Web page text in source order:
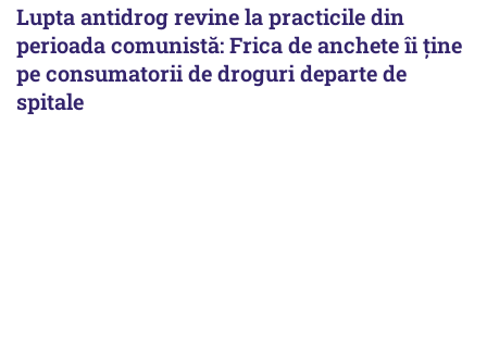
Lupta antidrog revine la practicile din
perioada comunistă: Frica de anchete îi ține
pe consumatorii de droguri departe de
spitale